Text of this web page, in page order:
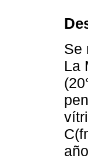
Se
La